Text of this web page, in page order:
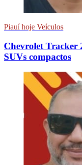
Piauí hoje Veículos
Chevrolet Tracker
SUVs compactos